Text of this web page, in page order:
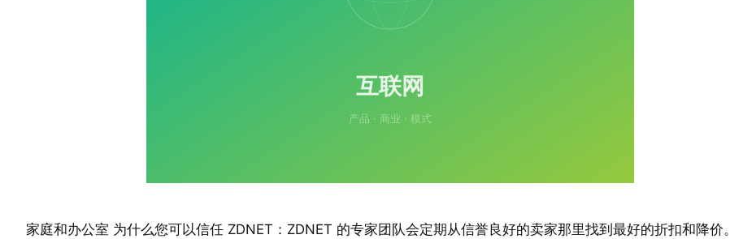
家庭和办公室 为什么您可以信任 ZDNET：ZDNET 的专家团队会定期从信誉良好的卖家那里找到最好的折扣和降价。